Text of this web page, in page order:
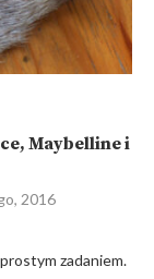
Maybelline i
2016
zadaniem.